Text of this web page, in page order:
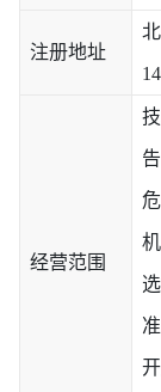
注册地址
经营范围